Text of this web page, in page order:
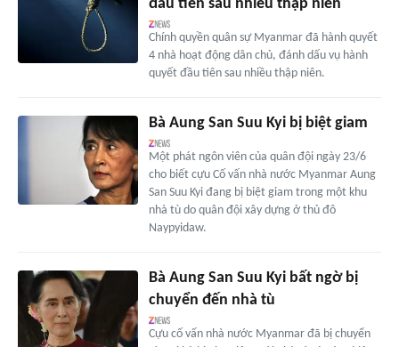
đầu tiên sau nhiều thập niên
Chính quyền quân sự Myanmar đã hành quyết
4 nhà hoạt động dân chủ, đánh dấu vụ hành
quyết đầu tiên sau nhiều thập niên.
Bà Aung San Suu Kyi bị biệt giam
Một phát ngôn viên của quân đội ngày 23/6
cho biết cựu Cố vấn nhà nước Myanmar Aung
San Suu Kyi đang bị biệt giam trong một khu
nhà tù do quân đội xây dựng ở thủ đô
Naypyidaw.
Bà Aung San Suu Kyi bất ngờ bị
chuyển đến nhà tù
Cựu cố vấn nhà nước Myanmar đã bị chuyển